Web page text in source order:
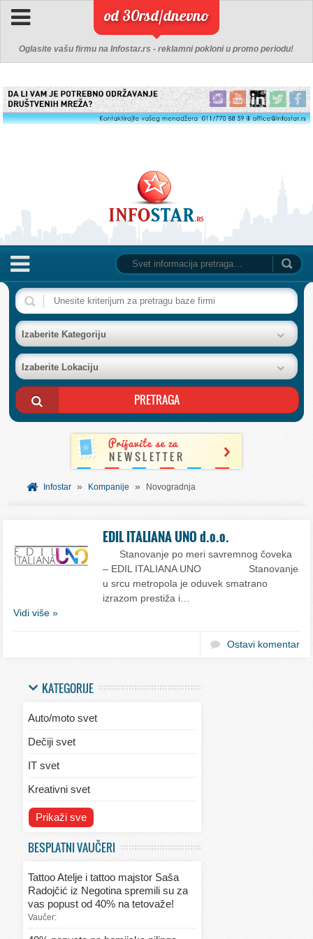
od 30rsd/dnevno
Oglasite vašu firmu na Infostar.rs - reklamni pokloni u promo periodu!
NASLOVNA
BAZA FIRMI
POSLOVNI OGLASI
AKCIJE I KATALOZI
BESPLATNI VAUČERI
SVET INFORMACIJA
Izaberite Kategoriju
Izaberite Lokaciju
Infostar » Kompanije » Novogradnja
EDIL ITALIANA UNO d.o.o.
Stanovanje po meri savremnog čoveka
– EDIL ITALIANA UNO Stanovanje
u srcu metropola je oduvek smatrano
izrazom prestiža i…
Vidi više »
Ostavi komentar
KATEGORIJE
Auto/moto svet
Dečiji svet
IT svet
Kreativni svet
Svet ekologije
Svet kulinarstva
Svet lepote
Prikaži sve
BESPLATNI VAUČERI
Tattoo Atelje i tattoo majstor Saša
Radojčić iz Negotina spremili su za
vas popust od 40% na tetovaže!
Vaučer: